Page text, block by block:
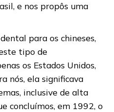
e nos propôs uma
para os chineses,
tipo de
os Estados Unidos,
nós, ela significava
inclusive de alta
concluímos, em 1992, o